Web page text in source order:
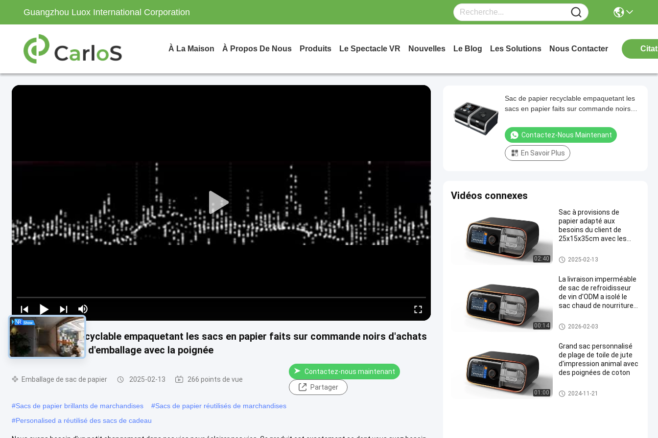
Guangzhou Luox International Corporation
À La Maison À Propos De Nous Produits Le Spectacle VR Nouvelles Le Blog Les Solutions Nous Contacter
Sac de papier recyclable empaquetant les sacs en papier faits sur commande noirs d'achats
de Brown Papier d'emballage avec la poignée
Emballage de sac de papier 2025-02-13 266 points de vue
Contactez-nous maintenant
Partager
#Sacs de papier brillants de marchandises #Sacs de papier réutilisés de marchandises
#Personalised a réutilisé des sacs de cadeau
Sac de papier recyclable empaquetant les
sacs en papier faits sur commande noirs
avec la poignée
Contactez-Nous Maintenant
En Savoir Plus
Vidéos connexes
02:40
Sac à provisions de
papier adapté aux
besoins du client de
25x15x35cm avec les
ballon de poignée
Emballage de sac de papier
2025-02-13
00:14
La livraison imperméable
de sac de refroidisseur
de vin d'ODM a isolé le
sac chaud de nourriture
nourriture froide
Un sac plus frais d'isolation
2026-02-03
01:00
Grand sac personnalisé
de plage de toile de jute
d'impression animal avec
des poignées de coton
Sacs imprimés de jute
2024-11-21